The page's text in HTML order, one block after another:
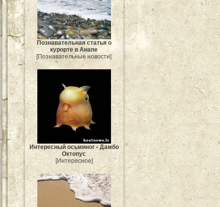
Познавательная статья о
курорте в Анапе
[Познавательные новости]
Интересный осьминог - Дамбо
Октопус
[Интересное]